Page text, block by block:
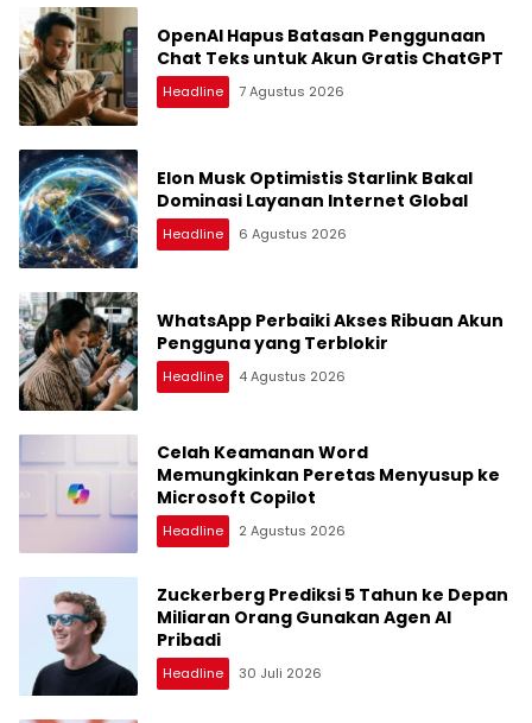
OpenAI Hapus Batasan Penggunaan
Chat Teks untuk Akun Gratis ChatGPT
Headline 7 Agustus 2026
Elon Musk Optimistis Starlink Bakal
Dominasi Layanan Internet Global
Headline 6 Agustus 2026
WhatsApp Perbaiki Akses Ribuan Akun
Pengguna yang Terblokir
Headline 4 Agustus 2026
Celah Keamanan Word
Memungkinkan Peretas Menyusup ke
Microsoft Copilot
Headline 2 Agustus 2026
Zuckerberg Prediksi 5 Tahun ke Depan
Miliaran Orang Gunakan Agen AI
Pribadi
Headline 30 Juli 2026